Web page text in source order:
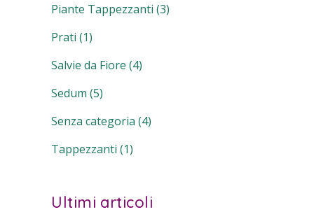
Piante Tappezzanti (3)
Prati (1)
Salvie da Fiore (4)
Sedum (5)
Senza categoria (4)
Tappezzanti (1)
Ultimi articoli